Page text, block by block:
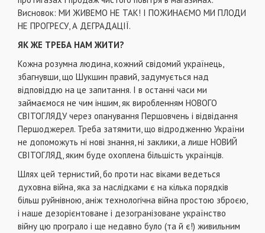
Висновок: МИ ЖИВЕМО НЕ ТАК! І ПОЖИНАЄМО МИ ПЛОДИ
НЕ ПРОГРЕСУ, А ДЕГРАДАЦІЇ.
ЯК ЖЕ ТРЕБА НАМ ЖИТИ?
Кожна розумна людина, кожний свідомий українець,
збагнувши, що Шукшин правий, задумується над
відповіддю на це запитання. І в останні часи ми
займаємося не чим іншим, як виробленням НОВОГО
СВІТОГЛЯДУ через опанування Першовчень і відвідання
Першоджерел. Треба затямити, що відродженню України
не допоможуть ні нові знання, ні заклики, а лише НОВИЙ
СВІТОГЛЯД, яким буде охоплена більшість українців.
Шлях цей тернистий, бо проти нас віками ведеться
духовна війна, яка за наслідками є на кілька порядків
більш руйнівною, аніж технологічна війна простою зброєю,
і наше дезорієнтоване і дезогранізоване українство
війну цю програло і ще недавно було (та й є!) живильним